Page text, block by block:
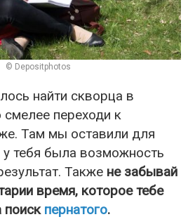
© Depositphotos
найти скворца в
смелее переходи к
Там мы оставили для
тебя была возможность
Также не забывай
время, которое тебе
поиск пернатого.